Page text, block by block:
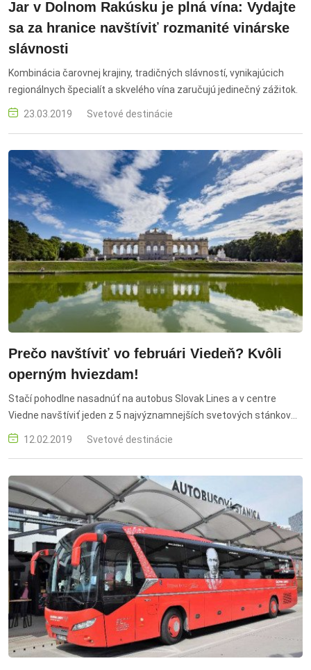
Jar v Dolnom Rakúsku je plná vína: Vydajte
sa za hranice navštíviť rozmanité vinárske
slávnosti
Kombinácia čarovnej krajiny, tradičných slávností, vynikajúcich
regionálnych špecialít a skvelého vína zaručujú jedinečný zážitok.
23.03.2019 Svetové destinácie
Prečo navštíviť vo februári Viedeň? Kvôli
operným hviezdam!
Stačí pohodlne nasadnúť na autobus Slovak Lines a v centre
Viedne navštíviť jeden z 5 najvýznamnejších svetových stánkov
klasickej opery.
12.02.2019 Svetové destinácie